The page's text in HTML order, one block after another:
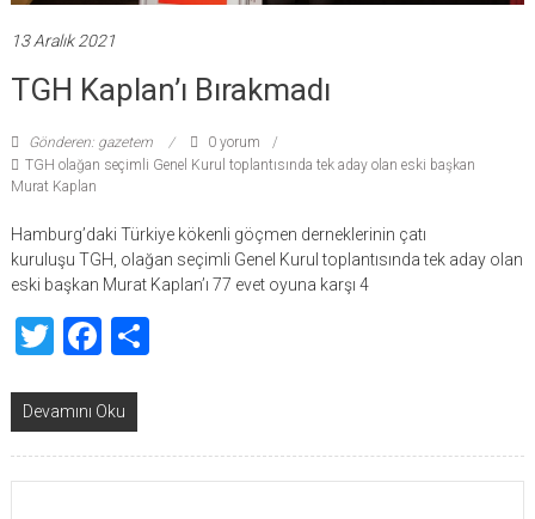
13 Aralık 2021
TGH Kaplan’ı Bırakmadı
Gönderen: gazetem
0 yorum
TGH olağan seçimli Genel Kurul toplantısında tek aday olan eski başkan
Murat Kaplan
Hamburg’daki Türkiye kökenli göçmen derneklerinin çatı
kuruluşu TGH, olağan seçimli Genel Kurul toplantısında tek aday olan
eski başkan Murat Kaplan’ı 77 evet oyuna karşı 4
TwitterFacebook
Share
Devamını Oku